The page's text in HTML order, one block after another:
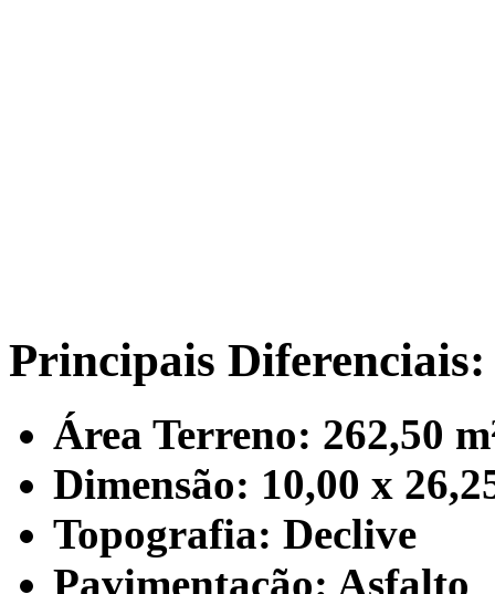
Principais Diferenciais:
Área Terreno: 262,50
Dimensão: 10,00 x
Topografia: Declive
Pavimentação: Asfalto